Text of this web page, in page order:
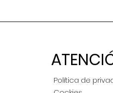
Política de